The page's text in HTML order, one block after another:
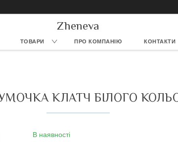
Zheneva
ТОВАРИ ПРО КОМПАНІЮ КОНТАКТИ
КЛАТЧ БІЛОГО
В наявності